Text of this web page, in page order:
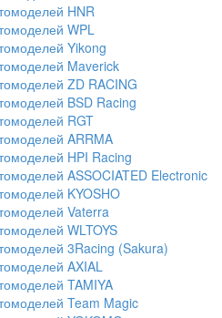
HNR
WPL
Yikong
Maverick
ZD RACING
BSD Racing
RGT
ARRMA
HPI Racing
ASSOCIATED Electronic
KYOSHO
Vaterra
WLTOYS
3Racing (Sakura)
AXIAL
TAMIYA
Team Magic